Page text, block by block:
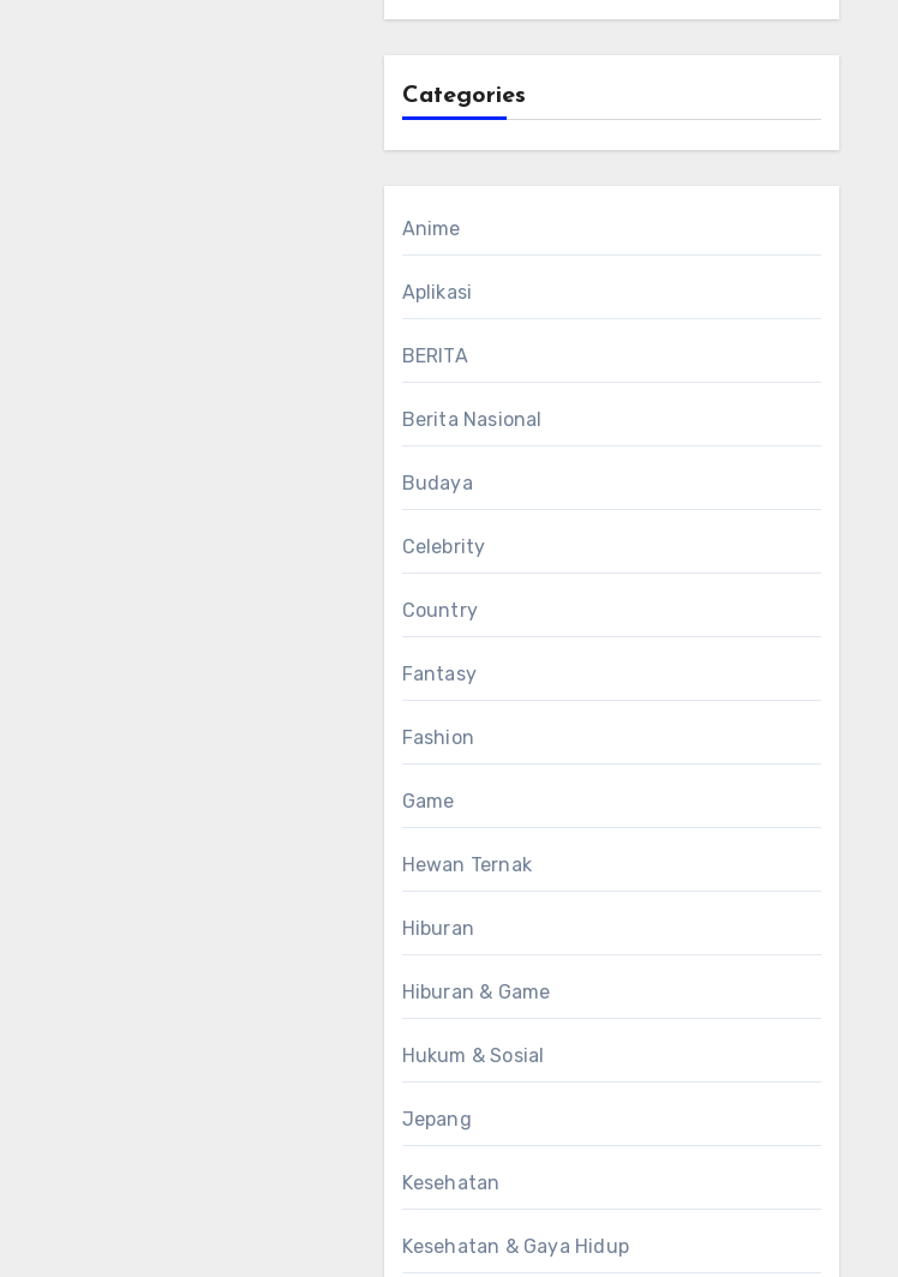
Categories
Anime
Aplikasi
BERITA
Berita Nasional
Budaya
Celebrity
Country
Fantasy
Fashion
Game
Hewan Ternak
Hiburan
Hiburan & Game
Hukum & Sosial
Jepang
Kesehatan
Kesehatan & Gaya Hidup